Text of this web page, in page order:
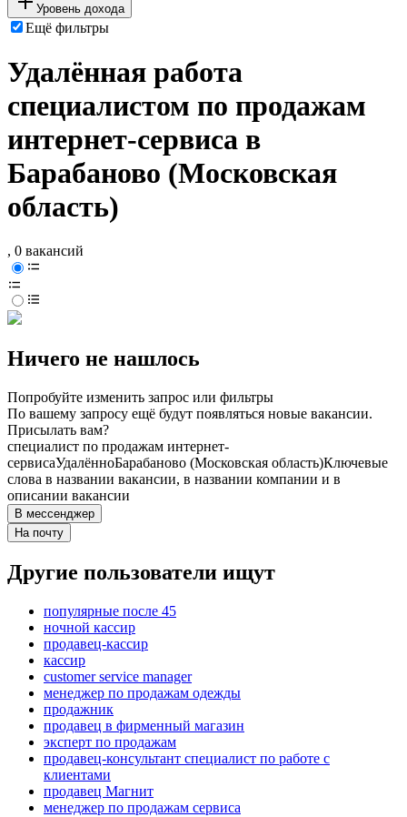
Уровень дохода
Ещё фильтры
Удалённая работа
специалистом по продажам
интернет-сервиса в
Барабаново (Московская
область)
, 0 вакансий
Ничего не нашлось
Попробуйте изменить запрос или фильтры
По вашему запросу ещё будут появляться новые вакансии.
Присылать вам?
специалист по продажам интернет-
сервисаУдалённоБарабаново (Московская область)Ключевые
слова в названии вакансии, в названии компании и в
описании вакансии
В мессенджер
На почту
Другие пользователи ищут
популярные после 45
ночной кассир
продавец-кассир
кассир
customer service manager
менеджер по продажам одежды
продажник
продавец в фирменный магазин
эксперт по продажам
продавец-консультант специалист по работе с
клиентами
продавец Магнит
менеджер по продажам сервиса